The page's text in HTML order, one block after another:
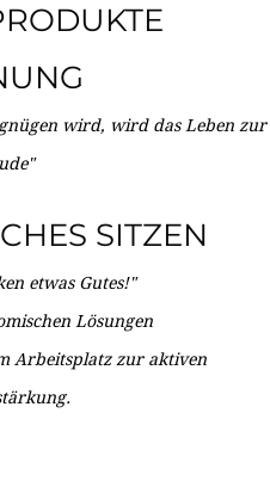
wird, wird das Leben zur
SITZEN
etwas Gutes!"
Lösungen
Arbeitsplatz zur aktiven